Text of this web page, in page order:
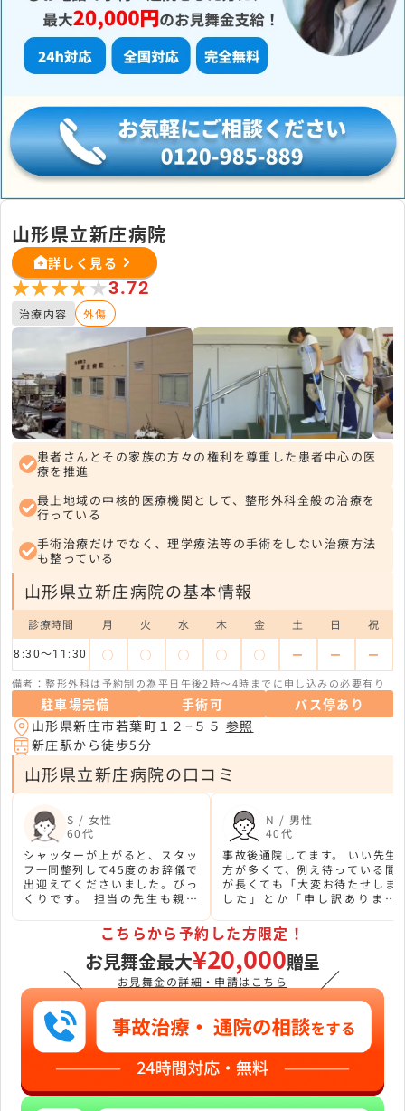
山形県立新庄病院
詳しく見る
★★★★★
★★★★★3.72
治療内容 外傷
患者さんとその家族の方々の権利を尊重した患者中心の医
療を推進
最上地域の中核的医療機関として、整形外科全般の治療を
行っている
手術治療だけでなく、理学療法等の手術をしない治療方法
も整っている
山形県立新庄病院の基本情報
診療時間 月 火 水 木 金 土 日 祝
8:30〜11:30 ◯ ◯ ◯ ◯ ◯ ー ー ー
備考：整形外科は予約制の為平日午後2時〜4時までに申し込みの必要有り
駐車場完備 手術可
バス停あり
山形県新庄市若葉町１２−５５ 参照
新庄駅から徒歩5分
山形県立新庄病院の口コミ
S / 女性
60代
シャッターが上がると、スタッ
フ一同整列して45度のお辞儀で
出迎えてくださいました。びっ
くりです。 担当の先生も親切
診察して頂いています。
N / 男性
40代
事故後通院してます。 いい先生
方が多くて、例え待っている間
が長くても「大変お待たせしま
した」とか「申し訳ありませ
ます。気遣いが嬉しい。
＼
こちらから予約した方限定！
お見舞金最大¥20,000贈呈
お見舞金の詳細・申請はこちら ／